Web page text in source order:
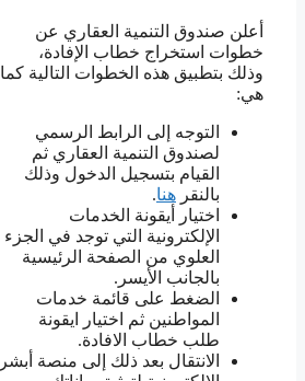
أعلن صندوق التنمية العقاري عن
خطوات استخراج خطاب الإفادة،
وذلك بتطبيق هذه الخطوات التالية كما
هي:
التوجه إلى الرابط الرسمي
لصندوق التنمية العقاري ثم
القيام بتسجيل الدخول وذلك
بالنقر هنا.
اختيار أيقونة الخدمات
الإلكترونية التي توجد في الجزء
العلوي من الصفحة الرئيسية
بالجانب الأيسر.
الضغط على قائمة خدمات
المواطنين ثم اختيار ايقونة
طلب خطاب الافادة.
الانتقال بعد ذلك إلى منصة أبشر